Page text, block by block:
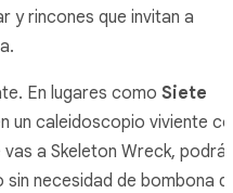
y rincones que invitan a
En lugares como Siete
un caleidoscopio viviente
a Skeleton Wreck,
necesidad de bombona